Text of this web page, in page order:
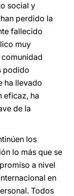
social y
perdido la
fallecido
muy
podido
ha llevado
eficaz, ha
de la
los
lo más que se
a nivel
en
Todos